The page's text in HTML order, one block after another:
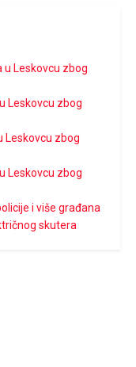
u Leskovcu zbog
Leskovcu zbog
Leskovcu zbog
Leskovcu zbog
i više građana
skutera